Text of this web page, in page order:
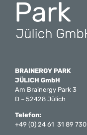
BRAINERGY PARK
JÜLICH GmbH
Am Brainergy Park 3
D – 52428 Jülich
Telefon:
+49 (0) 24 61 31 89 730